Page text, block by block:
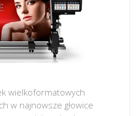
wielkoformatowych
w najnowsze głowice